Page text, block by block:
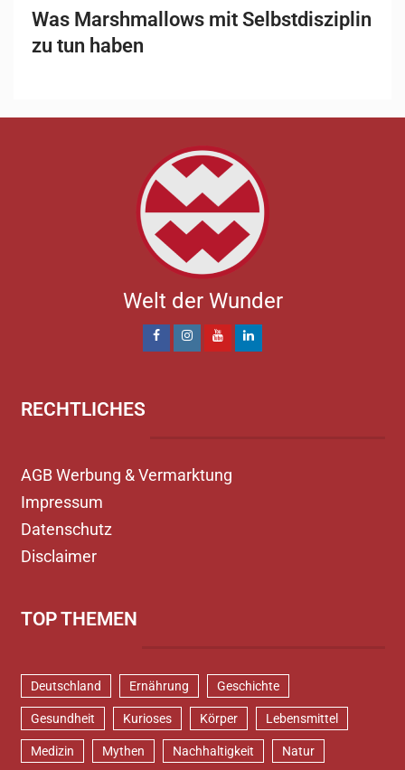
Was Marshmallows mit Selbstdisziplin
zu tun haben
Welt der Wunder
RECHTLICHES
AGB Werbung & Vermarktung
Impressum
Datenschutz
Disclaimer
TOP THEMEN
Deutschland Ernährung Geschichte
Gesundheit Kurioses Körper Lebensmittel
Medizin Mythen Nachhaltigkeit Natur